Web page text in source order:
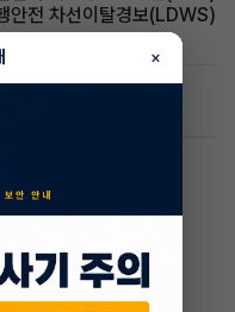
안전 차선이탈경보(LDWS)
랍니다.
40 개월
×